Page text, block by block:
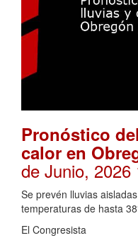
Pronóstico
calor en
de Junio, 2026
Se prevén lluvias
temperaturas de hasta
El Congresista